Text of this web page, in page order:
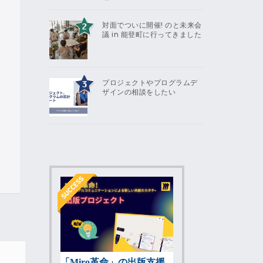
対面でついに開催! のと未来会
議 in 能登町に行ってきました
プロジェクトやプログラムデ
ザインの相談をしたい